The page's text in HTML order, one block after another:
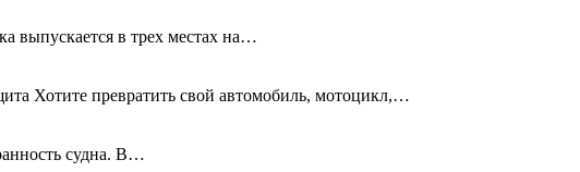
выпускается в трех местах на…
Хотите превратить свой автомобиль, мотоцикл,…
судна. В…